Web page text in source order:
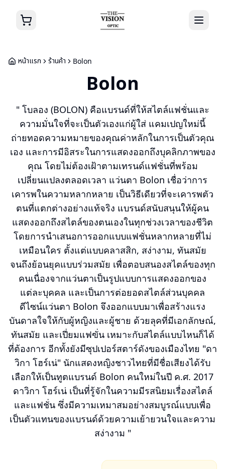
หน้าแรก ร้านค้า Bolon
Bolon
" โบลอง (BOLON) คือแบรนด์ที่ให้สไตล์แฟชั่นและ
ความมั่นใจที่จะเป็นตัวเองแก่ผู้ใส่ แคมเปญใหม่นี้
ถ่ายทอดความหมายของคุณค่าหลักในการเป็นตัวคุณ
เอง และการมีอิสระในการแสดงออกถึงบุคลิกภาพของ
คุณ โดยไม่ต้องเฝ้าตามเทรนด์แฟชั่นที่พร้อม
เปลี่ยนแปลงตลอดเวลา แว่นตา Bolon เชื่อว่าการ
เคารพในความหลากหลาย เป็นวิธีเดียวที่จะเคารพตัว
ตนที่แตกต่างอย่างแท้จริง แบรนด์สนับสนุนให้ผู้คน
แสดงออกถึงสไตล์ของตนเองในทุกช่วงเวลาของชีวิต
โดยการนำเสนอการออกแบบแฟชั่นหลากหลายที่ไม่
เหมือนใคร ตั้งแต่แบบคลาสสิก, สง่างาม, ทันสมัย
จนถึงย้อนยุคแบบร่วมสมัย เพื่อตอบสนองสไตล์ของทุก
คนเนื่องจากแว่นตาเป็นรูปแบบการแสดงออกของ
แต่ละบุคคล และเป็นการต่อยอดสไตล์ส่วนบุคคล
ดีไซน์แว่นตา Bolon จึงออกแบบมาเพื่อสร้างแรง
บันดาลใจให้กับผู้หญิงและผู้ชาย ด้วยลุคที่มีเอกลักษณ์,
ทันสมัย และเปี่ยมแฟฃั่น เหมาะกับสไตล์แบบไหนก็ได้
ที่ต้องการ อีกทั้งยังมีซุปเปอร์สตาร์ดังของเมืองไทย "ดา
วิกา โฮร์เน่" นักแสดงหญิงชาวไทยที่มีชื่อเสียงได้รับ
เลือกให้เป็นทูตแบรนด์ Bolon คนใหม่ในปี ค.ศ. 2017
ดาวิกา โฮร์เน่ เป็นที่รู้จักในความมีรสนิยมเรื่องสไตล์
และแฟชั่น ซึ่งมีความเหมาสมอย่างสมบูรณ์แบบเพื่อ
เป็นตัวแทนของแบรนด์ด้วยความเย้ายวนใจและความ
สง่างาม "